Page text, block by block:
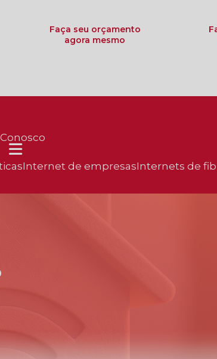
Faça seu orçamento
agora mesmo
Conosco
internet de empresas internets de